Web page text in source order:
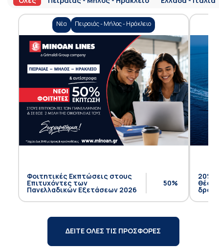
Νέα Πειραιάς - Μήλος - Ηράκλειο
Φοιτητικές Εκπτώσεις στους
Επιτυχόντες των
Πανελλαδικών Εξετάσεων 2026
50%
20%
θέση
ΔΕΙΤΕ ΟΛΕΣ ΤΙΣ ΠΡΟΣΦΟΡΕΣ